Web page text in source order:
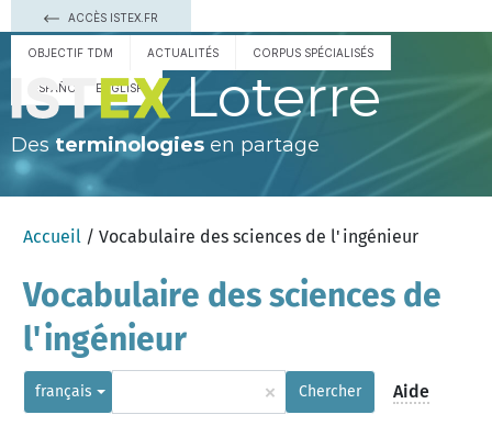
ACCÈS ISTEX.FR
OBJECTIF TDM ACTUALITÉS CORPUS SPÉCIALISÉS
ESPAÑOL ENGLISH Loterre
Des terminologies en partage
Accueil / Vocabulaire des sciences de l'ingénieur
Vocabulaire des sciences de
l'ingénieur
français × Chercher Aide